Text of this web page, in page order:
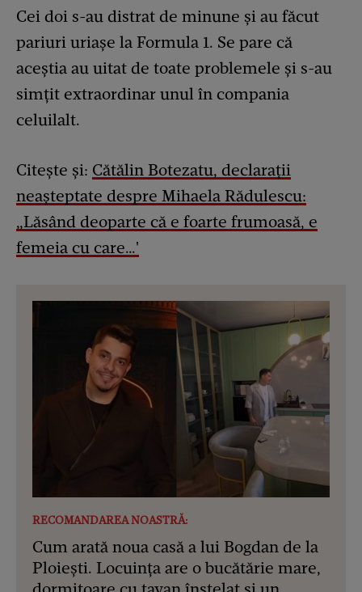
Cei doi s-au distrat de minune și au făcut
pariuri uriașe la Formula 1. Se pare că
aceștia au uitat de toate problemele și s-au
simțit extraordinar unul în compania
celuilalt.
Citește și: Cătălin Botezatu, declarații
neașteptate despre Mihaela Rădulescu:
„Lăsând deoparte că e foarte frumoasă, e
femeia cu care…'
RECOMANDAREA NOASTRĂ:
Cum arată noua casă a lui Bogdan de la
Ploiești. Locuința are o bucătărie mare,